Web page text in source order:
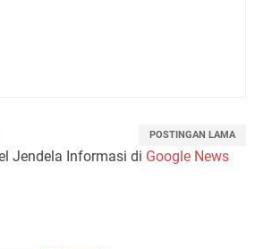
POSTINGAN LAMA
Jendela Informasi di Google News